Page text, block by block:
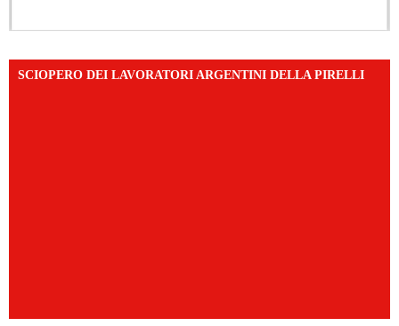
SCIOPERO DEI LAVORATORI ARGENTINI DELLA PIRELLI